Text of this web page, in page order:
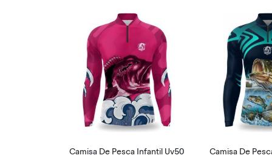
Camisa De Pesca Infantil Uv50
Camisa De